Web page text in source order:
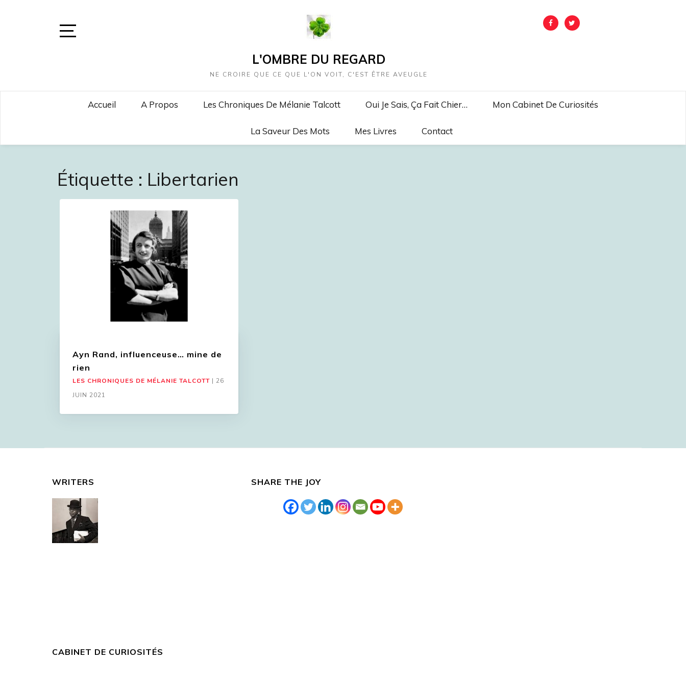
L'OMBRE DU REGARD
NE CROIRE QUE CE QUE L'ON VOIT, C'EST ÊTRE AVEUGLE
Accueil A Propos Les Chroniques De Mélanie Talcott Oui Je Sais, Ça Fait Chier… Mon Cabinet De Curiosités
La Saveur Des Mots Mes Livres Contact
Étiquette : Libertarien
Ayn Rand, influenceuse… mine de
rien
LES CHRONIQUES DE MÉLANIE TALCOTT | 26
JUIN 2021
WRITERS
CABINET DE CURIOSITÉS
SHARE THE JOY